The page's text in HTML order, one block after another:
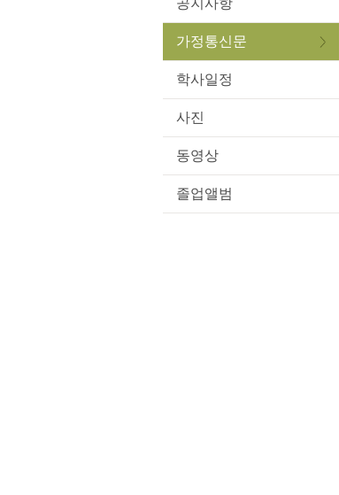
공지사항
가정통신문
학사일정
사진
동영상
졸업앨범